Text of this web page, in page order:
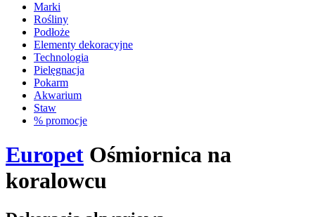
Marki
Rośliny
Podłoże
Elementy dekoracyjne
Technologia
Pielęgnacja
Pokarm
Akwarium
Staw
% promocje
Europet Ośmiornica na
koralowcu